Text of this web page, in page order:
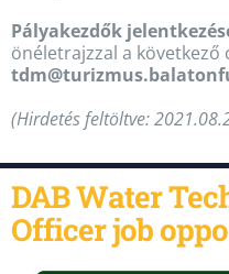
Pályakezdők
önéletrajzzal a következő
(Hirdetés feltöltve:
DAB Water
Officer job